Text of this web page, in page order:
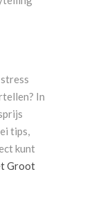
In
tips,
kunt
Groot